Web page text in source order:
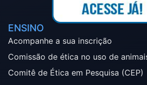
ENSINO
Acompanhe a sua inscrição
Comissão de ética no uso de
Comitê de Ética em Pesquisa (CEP)